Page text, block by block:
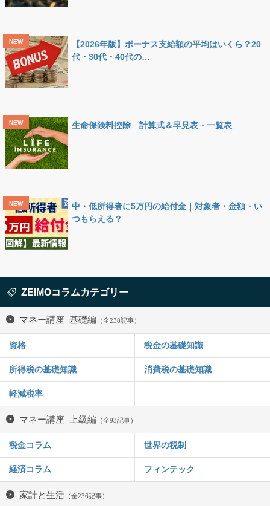
【2026年版】ボーナス支給額の平均はいくら？20
代・30代・40代の…
生命保険料控除 計算式＆早見表・一覧表
中・低所得者に5万円の給付金｜対象者・金額・い
つもらえる？
ZEIMOコラムカテゴリー
マネー講座 基礎編 （全238記事）
資格 税金の基礎知識
所得税の基礎知識 消費税の基礎知識
軽減税率
マネー講座 上級編 （全93記事）
税金コラム 世界の税制
経済コラム フィンテック
家計と生活 （全236記事）